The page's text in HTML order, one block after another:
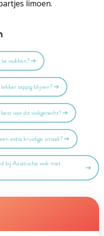
limoen.
wokken?
sappig blijven?
voor dit wokgerecht?
extra kruidige smaak?
bij Aziatische wok met